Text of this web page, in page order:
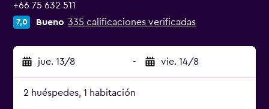
+66 75 632 511
7,0 Bueno 335 calificaciones verificadas
jue. 13/8 - vie. 14/8
2 huéspedes, 1 habitación